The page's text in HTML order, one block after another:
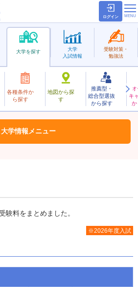
ログイン
大学を探す
各種条件か
ら探す
地図から探
す
推薦型・
総合型選抜
から探す
キ
か
大学
入試情報
受験対策・
勉強法
大学 お気に入り
大学情報 メニュー
験料をまとめました。
※2026年度入試